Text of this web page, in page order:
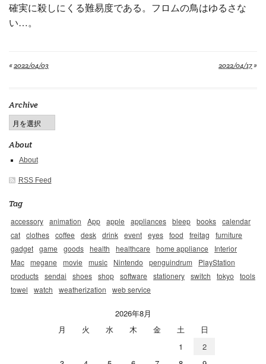
確実に殺しにくる難易度である。フロムの鳥はゆるさな
い…。
«2022/04/03 2022/04/17»
Archive
About
About
RSS Feed
Tag
accessory animation App apple appliances bleep books calendar
cat clothes coffee desk drink event eyes food freitag
furniture
gadget game goods health healthcare home appliance
Interior
Mac megane movie music Nintendo penguindrum
PlayStation
products sendai shoes shop software stationery switch tokyo
tools
towel
watch weatherization web service
2026年8月
月
火 水 木 金 土
日
1
2